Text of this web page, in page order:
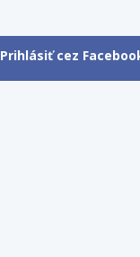
Prihlásiť cez